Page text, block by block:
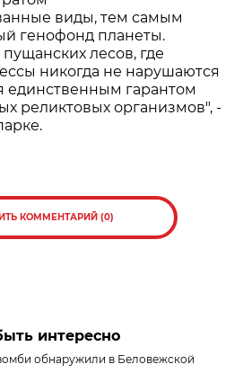
виды, тем самым
генофонд планеты.
лесов, где
никогда не нарушаются
единственным гарантом
реликтовых организмов", -
КОММЕНТАРИЙ (0)
интересно
обнаружили в Беловежской